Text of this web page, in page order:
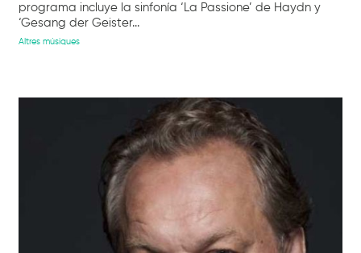
programa incluye la sinfonía ‘La Passione’ de Haydn y
‘Gesang der Geister...
Altres músiques